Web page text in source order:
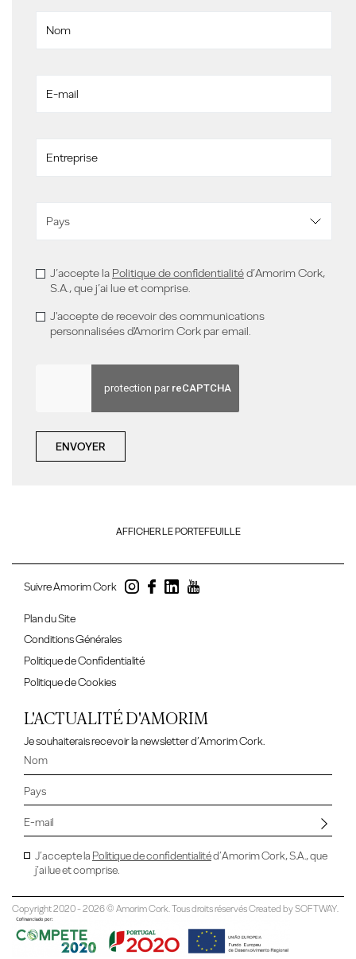
J’accepte la Politique de confidentialitéd’Amorim Cork,
S.A., que j’ai lue et comprise.
J'accepte de recevoir des communications
personnalisées d'Amorim Cork par email.
ENVOYER
AFFICHER LE PORTEFEUILLE
Suivre Amorim Cork
Plan du Site
Conditions Générales
Politique de Confidentialité
Politique de Cookies
L'ACTUALITÉ D'AMORIM
Je souhaiterais recevoir la newsletter d’Amorim Cork.
J’accepte la Politique de confidentialitéd’Amorim Cork, S.A., que
j’ai lue et comprise.
Copyright 2020 - 2026 © Amorim Cork. Tous droits réservés Created bySOFTWAY